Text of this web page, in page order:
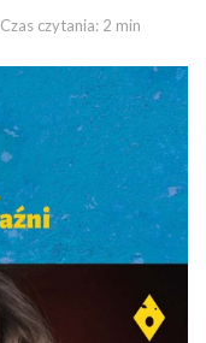
Czas czytania: 2 min